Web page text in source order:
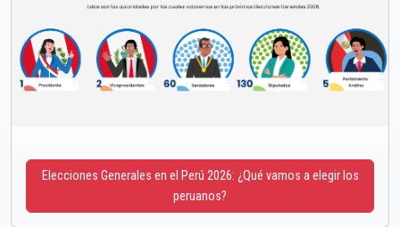
Elecciones Generales en el Perú 2026: ¿Qué vamos a elegir los
peruanos?